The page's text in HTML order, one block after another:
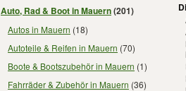
Auto, Rad & Boot in Mauern(201)
Autos in Mauern (18)
Autoteile & Reifen in Mauern (70)
Boote & Bootszubehör in Mauern (1)
Fahrräder & Zubehör in Mauern (36)